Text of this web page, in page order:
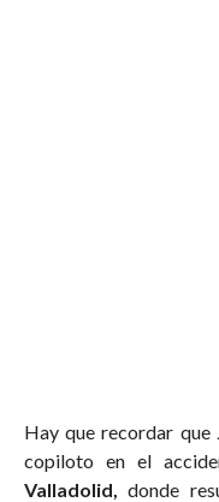
Hay que recordar que
copiloto en el
Valladolid, donde